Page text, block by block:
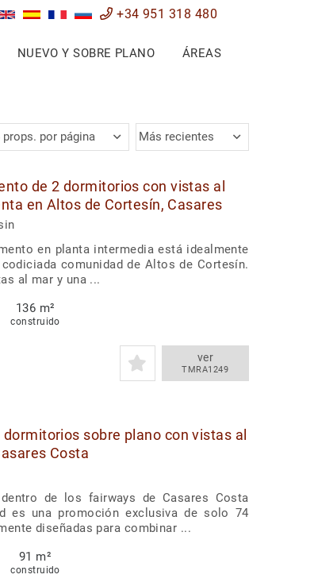
+34 951 318 480
NUEVO Y SOBRE PLANO ÁREAS
props. por página Más recientes
de 2 dormitorios con vistas al
en Altos de Cortesín, Casares
en planta intermedia está idealmente
comunidad de Altos de Cortesín.
al mar y una ...
136 m²
construido
ver
TMRA1249
sobre plano con vistas al
Costa
de los fairways de Casares Costa
es una promoción exclusiva de solo 74
diseñadas para combinar ...
91 m²
construido